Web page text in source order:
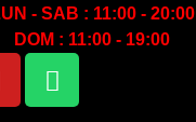
- SAB : 11:00 - 20:00
DOM : 11:00 - 19:00